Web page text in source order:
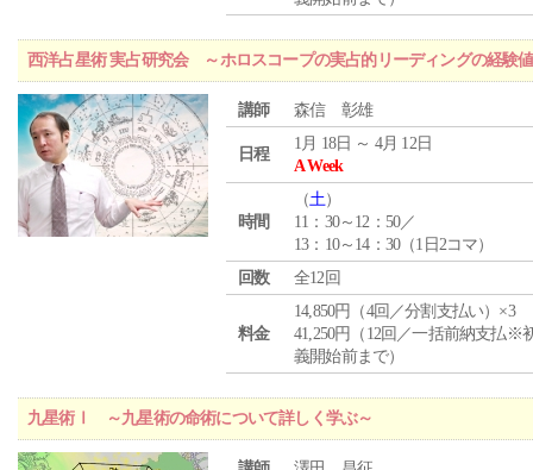
西洋占星術 実占研究会 ～ホロスコープの実占的リーディングの経験
講師 森信 彰雄
日程
1月 18日 ～ 4月 12日
A Week
時間
（土）
11：30～12：50／
13：10～14：30（1日2コマ）
回数
全12回
料金
14,850円（4回／分割支払い）×3
41,250円（12回／一括前納支払※
義開始前まで）
九星術Ⅰ ～九星術の命術について詳しく学ぶ～